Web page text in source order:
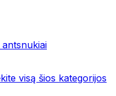
visą šios kategorijos